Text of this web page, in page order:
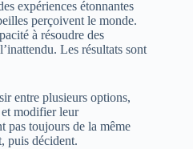
expériences étonnantes
perçoivent le monde.
à résoudre des
Les résultats sont
entre plusieurs options,
et modifier leur
pas toujours de la même
puis décident.